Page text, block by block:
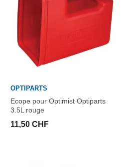
OPTIPARTS
Ecope pour Optimist Optiparts
3.5L rouge
11,50 CHF